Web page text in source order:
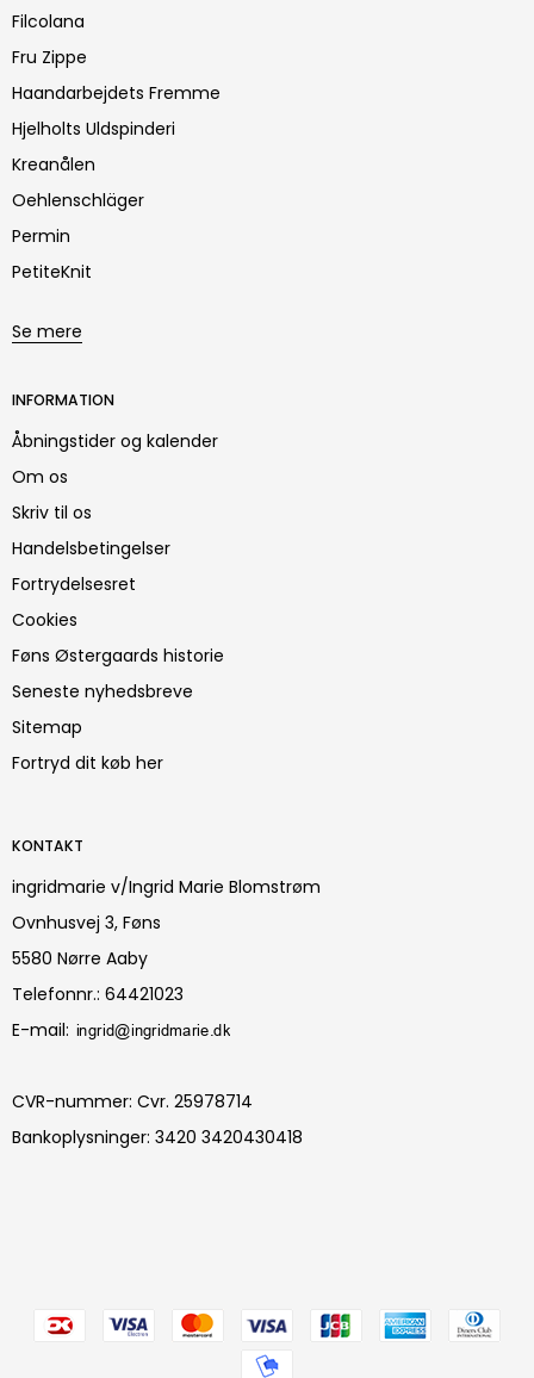
Filcolana
Fru Zippe
Haandarbejdets Fremme
Hjelholts Uldspinderi
Kreanålen
Oehlenschläger
Permin
PetiteKnit
Se mere
INFORMATION
Åbningstider og kalender
Om os
Skriv til os
Handelsbetingelser
Fortrydelsesret
Cookies
Føns Østergaards historie
Seneste nyhedsbreve
Sitemap
Fortryd dit køb her
KONTAKT
ingridmarie v/Ingrid Marie Blomstrøm
Ovnhusvej 3, Føns
5580 Nørre Aaby
Telefonnr.: 64421023
E-mail:
CVR-nummer: Cvr. 25978714
Bankoplysninger: 3420 3420430418